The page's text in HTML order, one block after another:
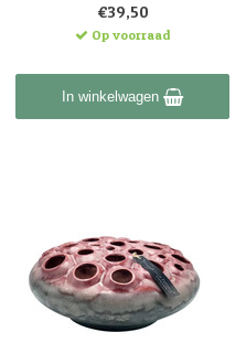
€39,50
Op voorraad
In winkelwagen